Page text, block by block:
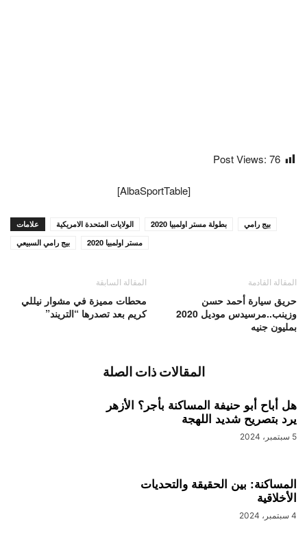
Post Views: 76
[AlbaSportTable]
علامات الولايات المتحدة الامريكية بطولة مستر اولمبيا 2020
بيج رامي
بيج رامي السبيعي
مستر اولمبيا 2020
المقالة السابقة
محطات مميزة في مشوار نيللي
كريم بعد تصدرها “التريند”
المقالة القادمة
حريق سيارة أحمد حسن
وزينب..مرسيدس موديل 2020
بمليون جنيه
المقالات ذات الصلة
هل أباح أبو حنيفة المساكنة بأجر؟ الأزهر
يرد بتصريح شديد اللهجة
5 سبتمبر، 2024
المساكنة: بين الحقيقة والتحديات
الأخلاقية
4 سبتمبر، 2024